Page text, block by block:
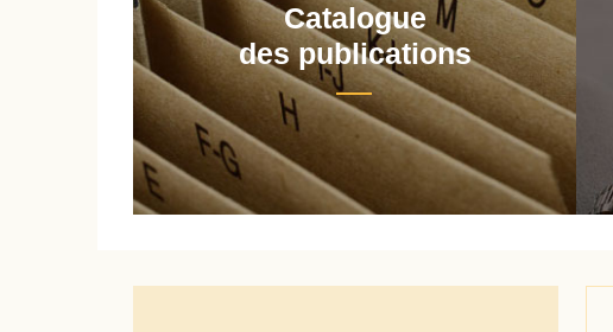
Catalogue
des publications